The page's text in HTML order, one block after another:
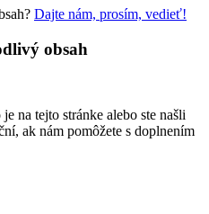
Dajte nám, prosím, vedieť!
obsah
na tejto stránke alebo ste našli
ak nám pomôžete s doplnením